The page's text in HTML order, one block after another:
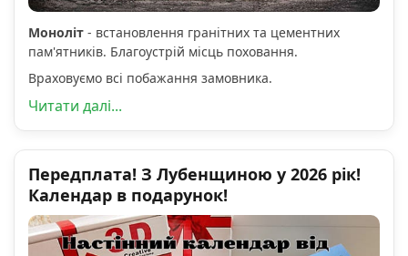
Моноліт - встановлення гранітних та цементних
пам'ятників. Благоустрій місць поховання.
Враховуємо всі побажання замовника.
Читати далі...
Передплата! З Лубенщиною у 2026 рік!
Календар в подарунок!